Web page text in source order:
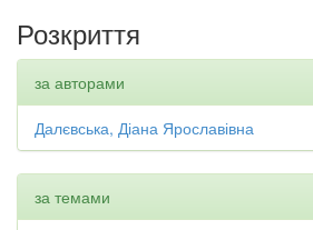
Розкриття
за авторами
Далєвська, Діана Ярославівна
за темами